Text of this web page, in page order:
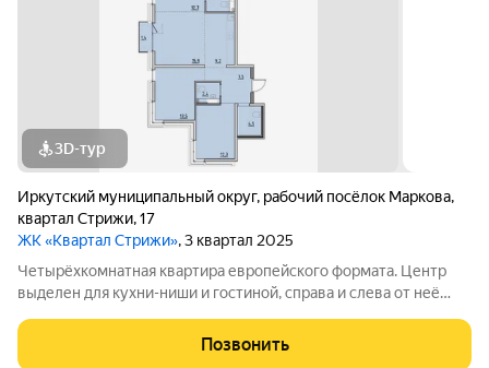
3D-тур
Иркутский муниципальный округ, рабочий посёлок Маркова,
квартал Стрижи,17
ЖК «Квартал Стрижи», 3 квартал 2025
Четырёхкомнатная квартира европейского формата. Центр
выделен для кухни-ниши и гостиной, справа и слева от неё
три санузла под различное наполнение. В некоторых
планировках в зависимости от
Позвонить